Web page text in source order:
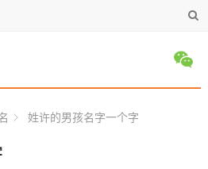
姓许的男孩名字一个字